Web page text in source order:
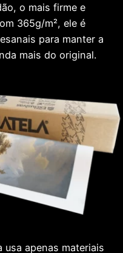
o mais firme e
365g/m², ele é
para manter a
mais do original.
usa apenas materiais